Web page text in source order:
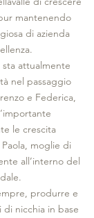
mantenendo
di azienda
attualmente
nel passaggio
e Federica,
le crescita
moglie di
all’interno del
produrre e
nicchia in base